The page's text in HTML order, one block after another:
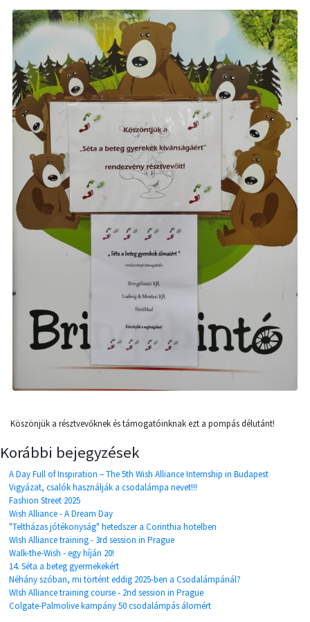
Köszönjük a résztvevőknek és támogatóinknak ezt a pompás délutánt!
Korábbi bejegyzések
A Day Full of Inspiration – The 5th Wish Alliance Internship in Budapest
Vigyázat, csalók használják a csodalámpa nevet!!!
Fashion Street 2025
Wish Alliance - A Dream Day
"Teltházas jótékonyság" hetedszer a Corinthia hotelben
WIsh Alliance training - 3rd session in Prague
Walk-the-Wish - egy híján 20!
14. Séta a beteg gyermekekért
Néhány szóban, mi történt eddig 2025-ben a Csodalámpánál?
WIsh Alliance training course - 2nd session in Prague
Colgate-Palmolive kampány 50 csodalámpás álomért